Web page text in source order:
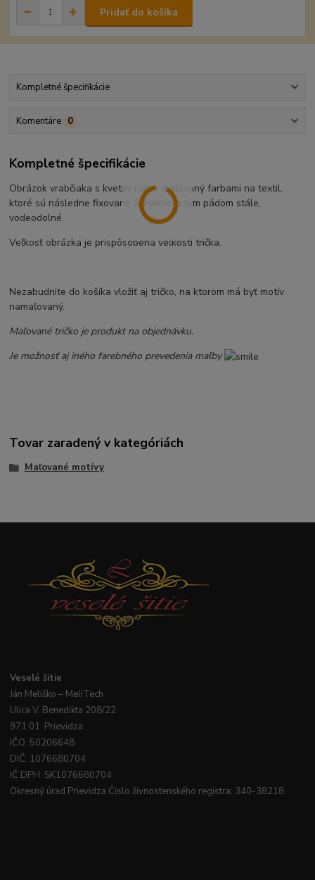
Pridať do košíka
Kompletné špecifikácie
Komentáre 0
Kompletné špecifikácie
Obrázok vrabčiaka s kvetmi ručne maľovaný farbami na textil,
ktoré sú následne fixované žehlením a tým pádom stále,
vodeodolné.
Veľkosť obrázka je prispôsobená veľkosti trička.
Nezabudnite do košíka vložiť aj tričko, na ktorom má byť motív
namaľovaný.
Maľované tričko je produkt na objednávku.
Je možnosť aj iného farebného prevedenia maľby
Tovar zaradený v kategóriách
Maľované motívy
Veselé šitie
Ján Meliško – MeliTech
Ulica V. Benedikta 208/22
971 01 Prievidza
IČO: 50206648
DIČ: 1076680704
IČ DPH: SK1076680704
Okresný úrad Prievidza Číslo živnostenského registra: 340-38218